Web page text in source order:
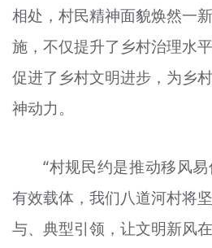
相处，村民精神面貌焕然一
施，不仅提升了乡村治理水
促进了乡村文明进步，为乡
神动力。
“村规民约是推动移风
有效载体，我们八道河村将
与、典型引领，让文明新风